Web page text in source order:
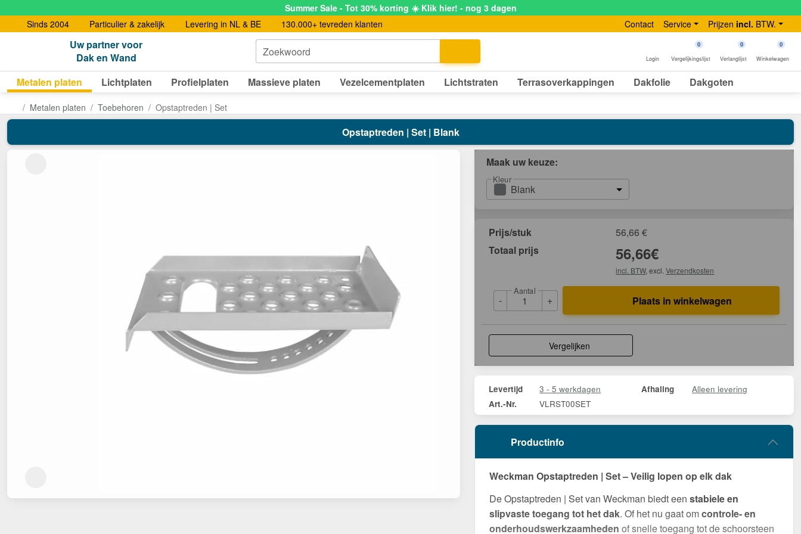
Summer Sale - Tot 30% korting ☀️ Klik hier! - nog 3 dagen
Sinds 2004
Particulier & zakelijk Levering in NL & BE 130.000+ tevreden klanten Contact Service Prijzen incl. BTW.
Uw partner voor
Dak en Wand
Zoekwoord
Login
0
Vergelijkingslijst
0
Verlanglijst
0
Winkelwagen
Metalen platen Lichtplaten Profielplaten Massieve platen Vezelcementplaten Lichtstraten Terrasoverkappingen Dakfolie Dakgoten
Metalen platen Toebehoren Opstaptreden | Set
Opstaptreden | Set | Blank
Maak uw keuze:
Kleur
Blank
Prijs/stuk 56,66 €
Totaal prijs
56,66€
incl. BTW, excl.Verzendkosten
-
Aantal
+ Plaats in winkelwagen
Vergelijken
Levertijd 3 - 5 werkdagen Afhaling Alleen levering
Art.-Nr. VLRST00SET
Productinfo
Weckman Opstaptreden | Set – Veilig lopen op elk dak
De Opstaptreden | Set van Weckman biedt een stabiele en
slipvaste toegang tot het dak. Of het nu gaat omcontrole- en
onderhoudswerkzaamheden of snelle toegang tot de schoorsteen